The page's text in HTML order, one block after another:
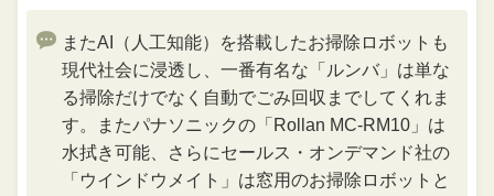
またAI（人工知能）を搭載したお掃除ロボットも
現代社会に浸透し、一番有名な「ルンバ」は単な
る掃除だけでなく自動でごみ回収までしてくれま
す。またパナソニックの「Rollan MC-RM10」は
水拭き可能、さらにセールス・オンデマンド社の
「ウインドウメイト」は窓用のお掃除ロボットと